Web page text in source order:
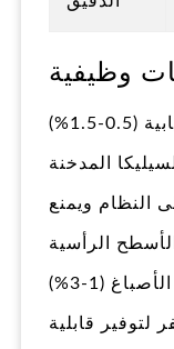
وظيفية
1.5%)
المدخنة
النظام ويمنع
الأصباغ (1-3%)
لتوفير قابلية